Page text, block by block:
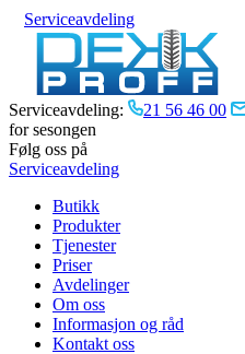
Serviceavdeling
Serviceavdeling: 21 56 46 00
for sesongen
Følg oss på
Serviceavdeling
Butikk
Produkter
Tjenester
Priser
Avdelinger
Om oss
Informasjon og råd
Kontakt oss